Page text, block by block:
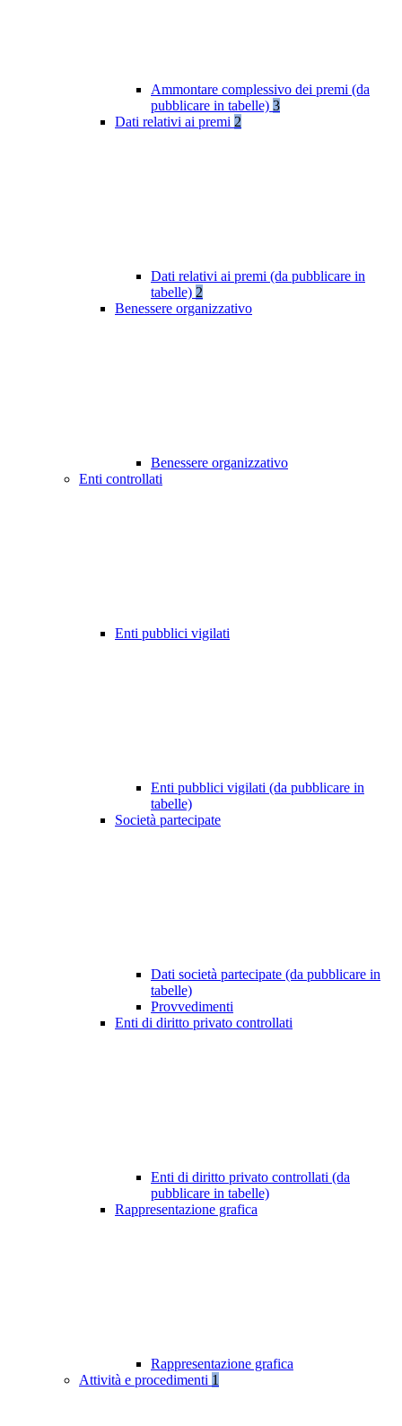
Ammontare complessivo dei premi (da
pubblicare in tabelle) 3
Dati relativi ai premi 2
Dati relativi ai premi (da pubblicare in
tabelle) 2
Benessere organizzativo
Benessere organizzativo
Enti controllati
Enti pubblici vigilati
Enti pubblici vigilati (da pubblicare in
tabelle)
Società partecipate
Dati società partecipate (da pubblicare in
tabelle)
Provvedimenti
Enti di diritto privato controllati
Enti di diritto privato controllati (da
pubblicare in tabelle)
Rappresentazione grafica
Rappresentazione grafica
Attività e procedimenti 1